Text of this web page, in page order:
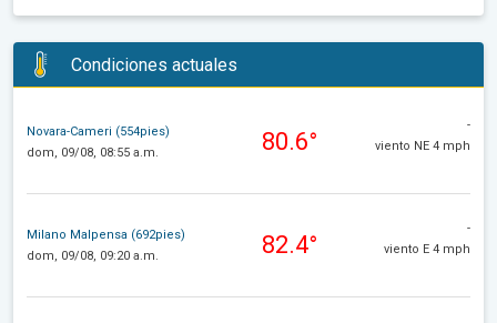
Condiciones actuales
Novara-Cameri (554pies)
dom, 09/08, 08:55 a.m.
80.6°
-
viento NE 4 mph
Milano Malpensa (692pies)
dom, 09/08, 09:20 a.m.
82.4°
-
viento E 4 mph